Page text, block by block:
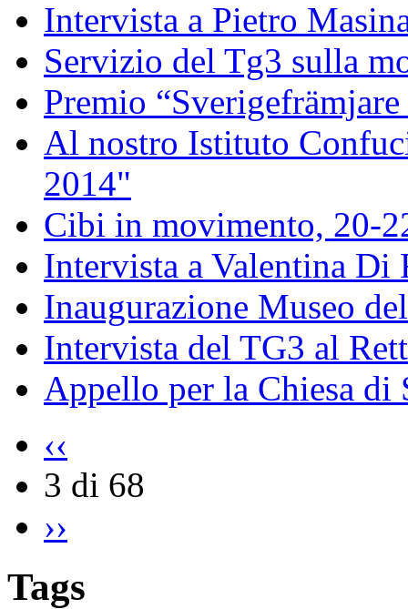
Intervista a Pietro
Servizio del Tg3 sulla
Premio
Al nostro Istituto
2014"
Cibi in movimento, 20-
Intervista a Valentina Di
Inaugurazione Museo
Intervista del TG3 al
Appello per la Chiesa di
‹‹
3 di 68
››
Tags